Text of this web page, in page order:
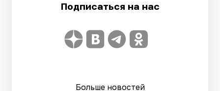
Подписаться на нас
Больше новостей